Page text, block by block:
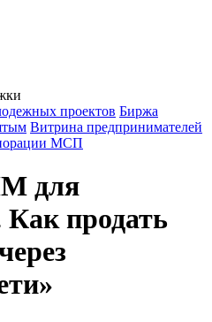
проектов Биржа
Витрина предпринимателей
МСП
для
Как продать